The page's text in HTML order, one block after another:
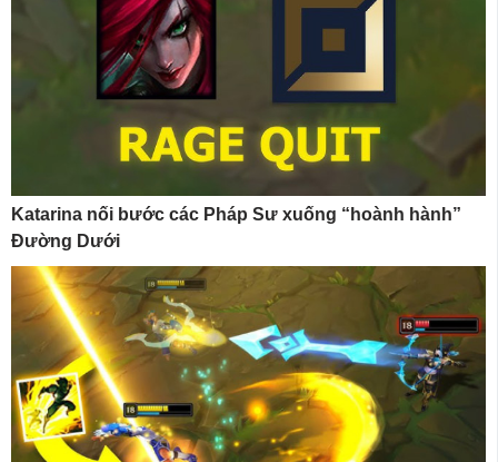
Katarina nối bước các Pháp Sư xuống “hoành hành”
Đường Dưới